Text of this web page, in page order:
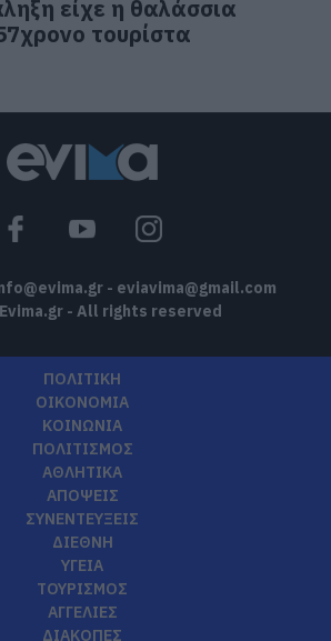
είχε η θαλάσσια
τουρίστα
- eviavima@gmail.com
- All rights reserved
ΠΟΛΙΤΙΚΗ
ΟΙΚΟΝΟΜΙΑ
ΚΟΙΝΩΝΙΑ
ΠΟΛΙΤΙΣΜΟΣ
ΑΘΛΗΤΙΚΑ
ΑΠΟΨΕΙΣ
ΣΥΝΕΝΤΕΥΞΕΙΣ
ΔΙΕΘΝΗ
ΥΓΕΙΑ
ΤΟΥΡΙΣΜΟΣ
ΑΓΓΕΛΙΕΣ
ΔΙΑΚΟΠΕΣ